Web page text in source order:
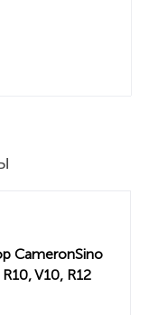
CameronSino
V10, R12